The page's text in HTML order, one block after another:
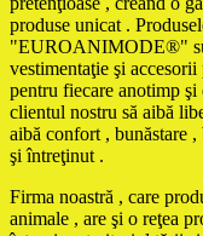
produse unicat .
"EUROANIMODE®"
vestimentaţie şi
pentru fiecare anotimp
clientul nostru să aibă
aibă confort , bunăstare
şi întreţinut .
Firma noastră , care
animale , are şi o reţea